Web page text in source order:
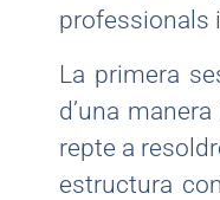
professionals
La primera
d’una
repte a
estructura